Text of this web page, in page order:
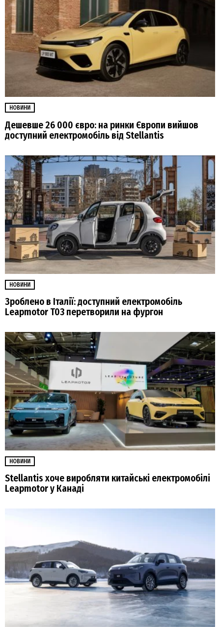
НОВИНИ
Дешевше 26 000 євро: на ринки Європи вийшов
доступний електромобіль від Stellantis
НОВИНИ
Зроблено в Італії: доступний електромобіль
Leapmotor T03 перетворили на фургон
НОВИНИ
Stellantis хоче виробляти китайські електромобілі
Leapmotor у Канаді